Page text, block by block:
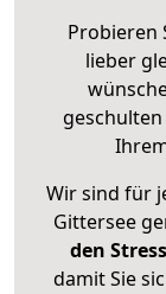
Probieren
lieber
Wir sind für
Gittersee
den
damit Sie